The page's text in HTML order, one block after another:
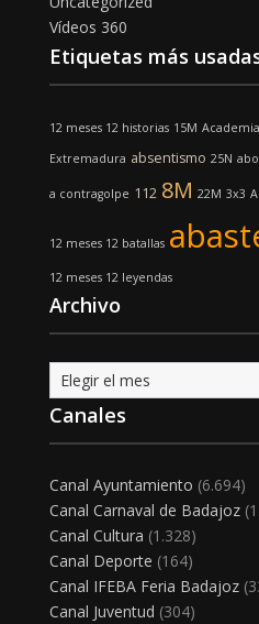
Vídeos 360
Etiquetas más
12 meses 12 historias 15M
Extremadura absentismo 25N
a contragolpe 112 8M 22M 3x3
12 meses 12 batallas
12 meses 12 leyendas
Archivo
Archivo
Canales
Canal Ayuntamiento (6.694)
Canal Carnaval de Badajoz
Canal Cultura (1.328)
Canal Deporte (164)
Canal IFEBA Feria Badajoz
Canal Juventud (304)